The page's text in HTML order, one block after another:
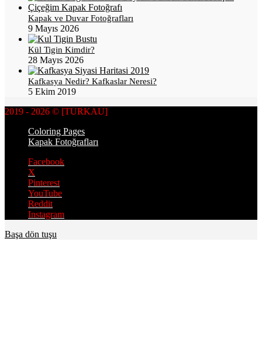
Kapak ve Duvar Fotoğrafları
9 Mayıs 2026
Kül Tigin Kimdir?
28 Mayıs 2026
Kafkasya Nedir? Kafkaslar Neresi?
5 Ekim 2019
2019 - 2026 © [TURKAU]
Coloring Pages
Kapak Fotoğrafları
Facebook
X
Pinterest
YouTube
Reddit
Instagram
Başa dön tuşu